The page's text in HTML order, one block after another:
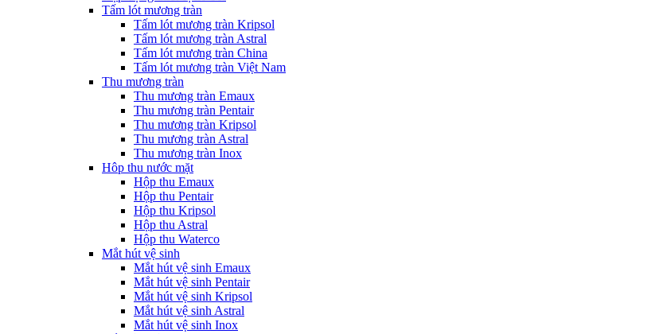
Tấm lót mương tràn
Tấm lót mương tràn Kripsol
Tấm lót mương tràn Astral
Tấm lót mương tràn China
Tấm lót mương tràn Việt Nam
Thu mương tràn
Thu mương tràn Emaux
Thu mương tràn Pentair
Thu mương tràn Kripsol
Thu mương tràn Astral
Thu mương tràn Inox
Hôp thu nước mặt
Hộp thu Emaux
Hộp thu Pentair
Hộp thu Kripsol
Hộp thu Astral
Hộp thu Waterco
Mắt hút vệ sinh
Mắt hút vệ sinh Emaux
Mắt hút vệ sinh Pentair
Mắt hút vệ sinh Kripsol
Mắt hút vệ sinh Astral
Mắt hút vệ sinh Inox